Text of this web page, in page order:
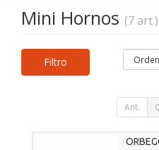
Mini Hornos (7 art.)
Filtro
Ant.